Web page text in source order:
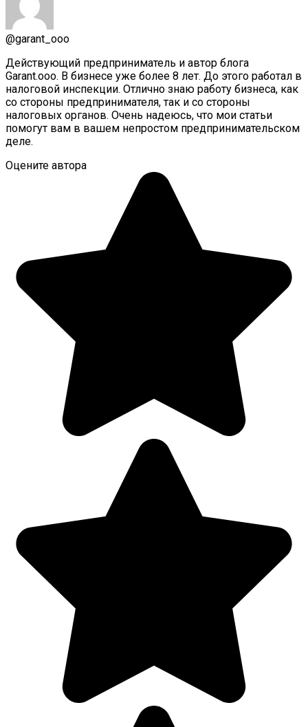
@garant_ooo
Действующий предприниматель и автор блога
Garant.ooo. В бизнесе уже более 8 лет. До этого работал в
налоговой инспекции. Отлично знаю работу бизнеса, как
со стороны предпринимателя, так и со стороны
налоговых органов. Очень надеюсь, что мои статьи
помогут вам в вашем непростом предпринимательском
деле.
Оцените автора